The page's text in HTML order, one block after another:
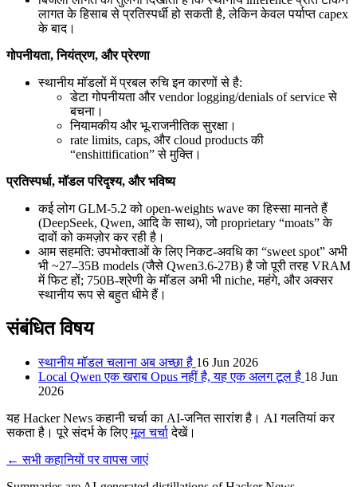
लागत के हिसाब से प्रतिस्पर्धी हो सकती है, लेकिन केवल पर्याप्त capex
के बाद।
गोपनीयता, नियंत्रण, और प्रेरणा
स्थानीय मॉडलों में प्रबल रुचि इन कारणों से है:
डेटा गोपनीयता और vendor logging/denials of service से
बचना।
नियामकीय और भू-राजनीतिक सुरक्षा।
rate limits, caps, और cloud products की
“enshittification” से मुक्ति।
प्रतिस्पर्धा, मॉडल परिदृश्य, और भविष्य
कई लोग GLM‑5.2 को open-weights wave का हिस्सा मानते हैं
(DeepSeek, Qwen, आदि के साथ), जो proprietary “moats” के
दावों को कमज़ोर कर रही है।
आम सहमति: उपभोक्ताओं के लिए निकट-अवधि का “sweet spot” अभी
भी ~27–35B models (जैसे Qwen3.6‑27B) है जो पूरी तरह VRAM
में फिट हों; 750B-श्रेणी के मॉडल अभी भी niche, महंगे, और अक्सर
स्थानीय रूप से बहुत धीमे हैं।
संबंधित विषय
स्थानीय मॉडल चलाना अब अच्छा है 16 Jun 2026
Local Qwen एक खराब Opus नहीं है, यह एक अलग टूल है 18 Jun
2026
यह Hacker News कहानी चर्चा का AI-जनित सारांश है। AI गलतियां कर
सकता है। पूरे संदर्भ के लिएमूल चर्चादेखें।
← सभी कहानियों पर वापस जाएं